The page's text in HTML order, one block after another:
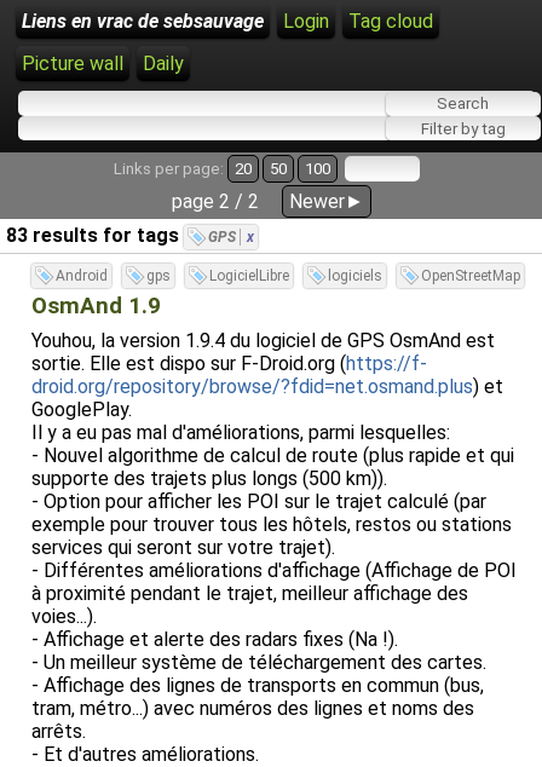
Liens en vrac de sebsauvage Login
Tag cloud
Picture wall
Daily
Links per page: 20 50 100
page 2 / 2
Newer►
83 results for tags
GPS x
Android gps LogicielLibre logiciels OpenStreetMap
OsmAnd 1.9
Youhou, la version 1.9.4 du logiciel de GPS OsmAnd est
sortie. Elle est dispo sur F-Droid.org (https://f-
droid.org/repository/browse/?fdid=net.osmand.plus) et
GooglePlay.
Il y a eu pas mal d'améliorations, parmi lesquelles:
- Nouvel algorithme de calcul de route (plus rapide et qui
supporte des trajets plus longs (500 km)).
- Option pour afficher les POI sur le trajet calculé (par
exemple pour trouver tous les hôtels, restos ou stations
services qui seront sur votre trajet).
- Différentes améliorations d'affichage (Affichage de POI
à proximité pendant le trajet, meilleur affichage des
voies...).
- Affichage et alerte des radars fixes (Na !).
- Un meilleur système de téléchargement des cartes.
- Affichage des lignes de transports en commun (bus,
tram, métro...) avec numéros des lignes et noms des
arrêts.
- Et d'autres améliorations.